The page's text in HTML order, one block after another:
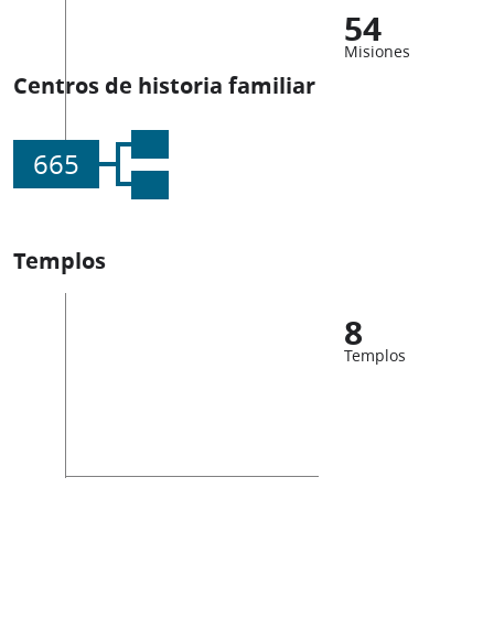
54
Misiones
Centros de historia familiar
665
Templos
8
Templos